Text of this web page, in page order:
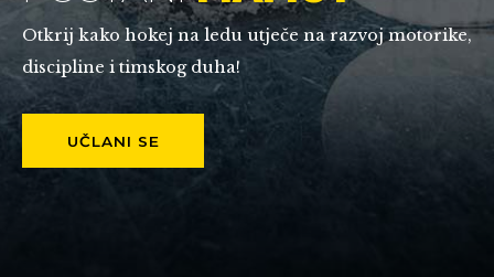
Otkrij kako hokej na ledu utječe na razvoj motorike,
discipline i timskog duha!
UČLANI SE